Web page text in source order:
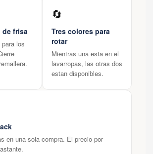
de frisa
para los
🔄
Tres colores para
rotar
Mientras una esta en el
lavarropas, las otras dos
estan disponibles.
en una sola compra. El precio por